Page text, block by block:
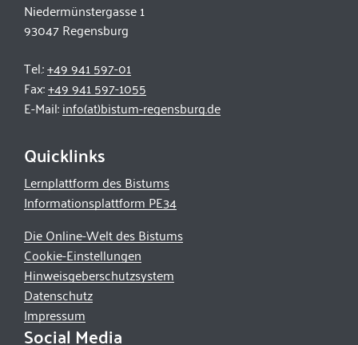
Niedermünstergasse 1
93047 Regensburg
Tel.:+49 941 597-01
Fax:+49 941 597-1055
E-Mail:info(at)bistum-regensburg.de
Quicklinks
Lernplattform des Bistums
Informationsplattform PE34
Die Online-Welt des Bistums
Cookie-Einstellungen
Hinweisgeberschutzsystem
Datenschutz
Impressum
Social Media